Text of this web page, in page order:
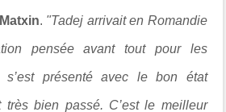
Matxin. "Tadej arrivait en Romandie
pensée avant tout pour les
présenté avec le bon état
très bien passé. C’est le meilleur